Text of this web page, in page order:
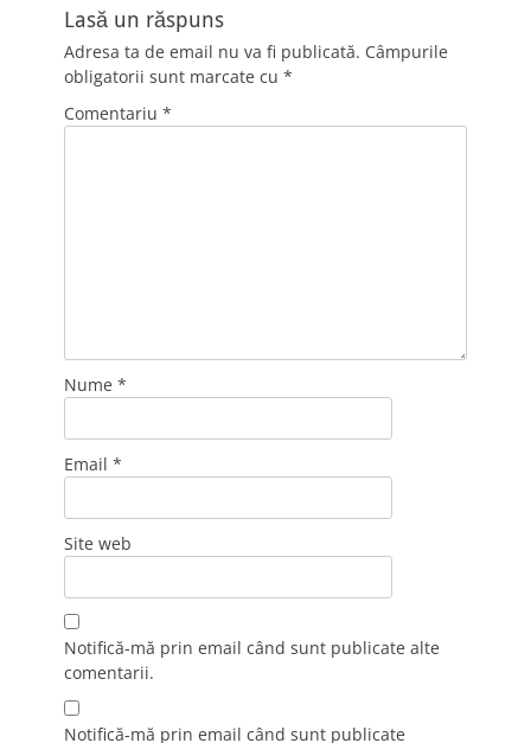
Lasă un răspuns
Adresa ta de email nu va fi publicată. Câmpurile
obligatorii sunt marcate cu *
Comentariu *
Nume *
Email *
Site web
Notifică-mă prin email când sunt publicate alte
comentarii.
Notifică-mă prin email când sunt publicate